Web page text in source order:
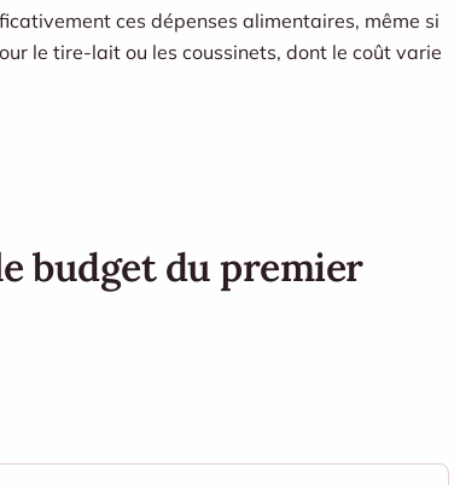
ces dépenses alimentaires, même si
le tire-lait ou les coussinets, dont le coût varie
budget du premier